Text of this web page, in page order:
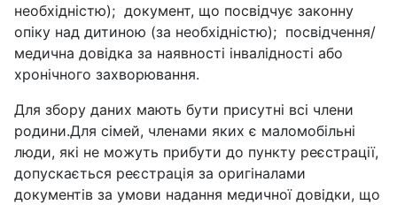
необхідністю); документ, що посвідчує законну
опіку над дитиною (за необхідністю); посвідчення/
медична довідка за наявності інвалідності або
хронічного захворювання.
Для збору даних мають бути присутні всі члени
родини.Для сімей, членами яких є маломобільні
люди, які не можуть прибути до пункту реєстрації,
допускається реєстрація за оригіналами
документів за умови надання медичної довідки, що